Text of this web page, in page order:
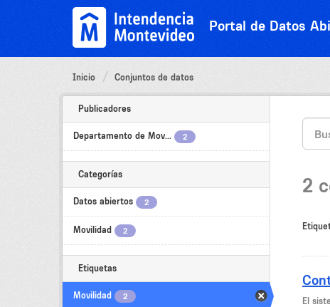
Portal de Datos
Inicio Conjuntos de datos
Publicadores
Departamento de Mov... 2
Categorías
Datos abiertos 2
Movilidad 2
Etiquetas
Movilidad 2
2
El